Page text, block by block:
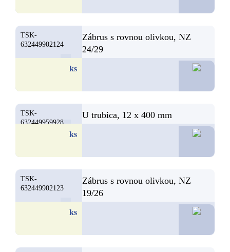
TSK-
632449902124
Zábrus s rovnou olivkou, NZ
24/29
ks
TSK-
632449959928
U trubica, 12 x 400 mm
ks
TSK-
632449902123
Zábrus s rovnou olivkou, NZ
19/26
ks